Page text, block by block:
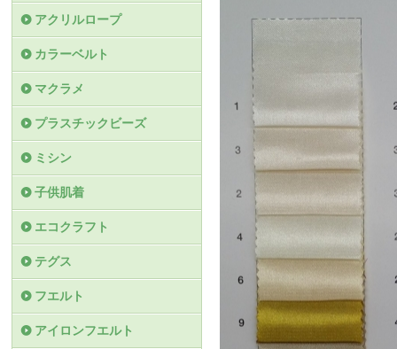
アクリルロープ
カラーベルト
マクラメ
プラスチックビーズ
ミシン
子供肌着
エコクラフト
テグス
フエルト
アイロンフエルト